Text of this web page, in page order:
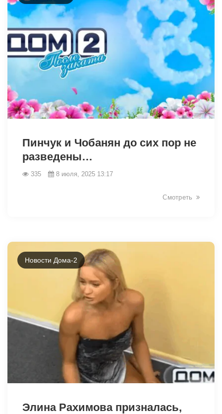
Пинчук и Чобанян до сих пор не
разведены…
335 8 июля, 2025 13:17
Смотреть
Новости Дома-2
Элина Рахимова призналась,